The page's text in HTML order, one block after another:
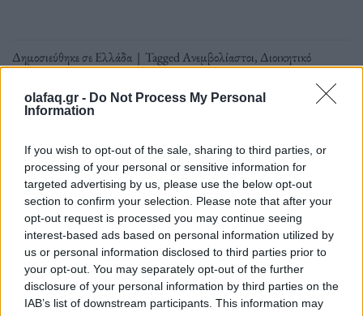
olafaq.gr - Do Not Process My Personal
Information
If you wish to opt-out of the sale, sharing to third parties, or
processing of your personal or sensitive information for
targeted advertising by us, please use the below opt-out
section to confirm your selection. Please note that after your
opt-out request is processed you may continue seeing
interest-based ads based on personal information utilized by
us or personal information disclosed to third parties prior to
your opt-out. You may separately opt-out of the further
disclosure of your personal information by third parties on the
IAB’s list of downstream participants. This information may
Δημοσιεύθηκε σεΕλλάδα | TaggedΑνεμβολίαστοι, Διοικητικό
Πρόστιμο
1 2 3
Δείτε επίσης